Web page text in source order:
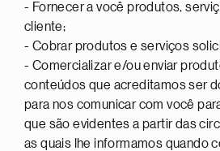
- Fornecer a você produtos,
cliente;
- Cobrar produtos e serviços
- Comercializar e/ou enviar
conteúdos que acreditamos ser
para nos comunicar com você
que são evidentes a partir das
as quais lhe informamos quando